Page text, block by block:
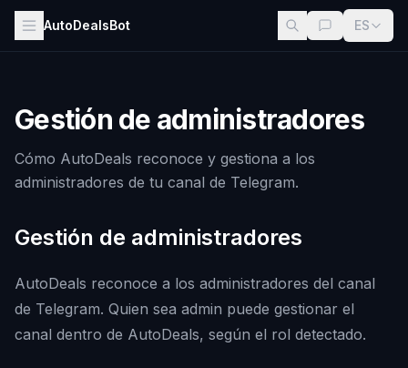
AutoDealsBot ES
Gestión de administradores
Cómo AutoDeals reconoce y gestiona a los
administradores de tu canal de Telegram.
Gestión de administradores
AutoDeals reconoce a los administradores del canal
de Telegram. Quien sea admin puede gestionar el
canal dentro de AutoDeals, según el rol detectado.